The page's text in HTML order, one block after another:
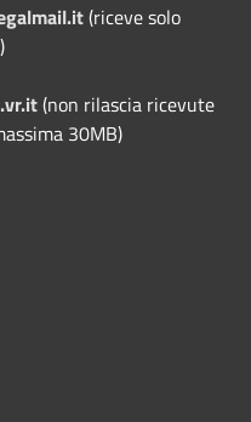
(riceve solo
(non rilascia ricevute
30MB)